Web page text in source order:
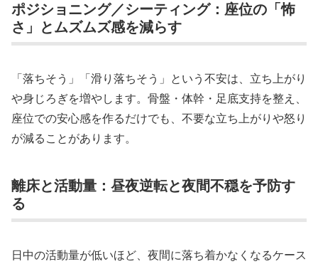
ポジショニング／シーティング：座位の「怖
さ」とムズムズ感を減らす
「落ちそう」「滑り落ちそう」という不安は、立ち上がり
や身じろぎを増やします。骨盤・体幹・足底支持を整え、
座位での安心感を作るだけでも、不要な立ち上がりや怒り
が減ることがあります。
離床と活動量：昼夜逆転と夜間不穏を予防す
る
日中の活動量が低いほど、夜間に落ち着かなくなるケース